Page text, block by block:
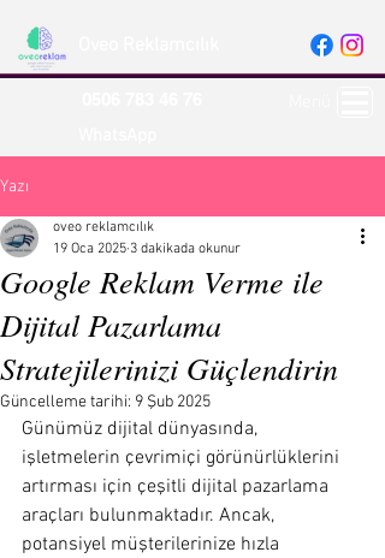
Yazı
Google Reklam Verme ile
Dijital Pazarlama
Stratejilerinizi Güçlendirin
oveo reklamcılık
19 Oca 2025 3 dakikada okunur
Güncelleme tarihi: 9 Şub 2025
Günümüz dijital dünyasında,
işletmelerin çevrimiçi görünürlüklerini
artırması için çeşitli dijital pazarlama
araçları bulunmaktadır. Ancak,
potansiyel müşterilerinize hızla